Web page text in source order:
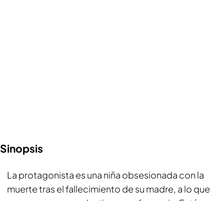
Sinopsis
La protagonista es una niña obsesionada con la
muerte tras el fallecimiento de su madre, a lo que